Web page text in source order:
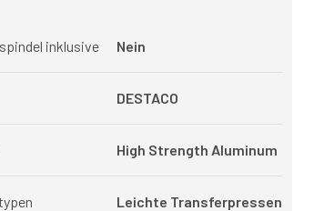
inklusive Nein
DESTACO
High Strength Aluminum
Leichte Transferpressen